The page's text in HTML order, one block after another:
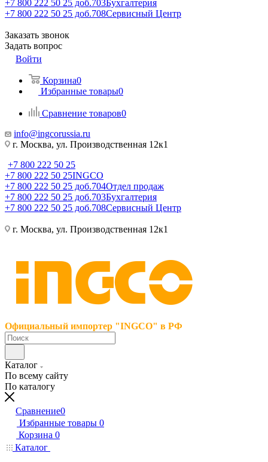
+7 800 222 50 25 доб.703Бухгалтерия
+7 800 222 50 25 доб.708Сервисный Центр
Заказать звонок
Задать вопрос
Войти
Корзина0
Избранные товары0
Сравнение товаров0
info@ingcorussia.ru
г. Москва, ул. Производственная 12к1
+7 800 222 50 25
+7 800 222 50 25INGCO
+7 800 222 50 25 доб.704Отдел продаж
+7 800 222 50 25 доб.703Бухгалтерия
+7 800 222 50 25 доб.708Сервисный Центр
г. Москва, ул. Производственная 12к1
Официальный импортер "INGCO" в РФ
Каталог
По всему сайту
По каталогу
Сравнение0
Избранные товары 0
Корзина 0
Каталог